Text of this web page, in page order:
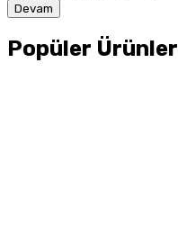
Devam
Popüler Ürünler